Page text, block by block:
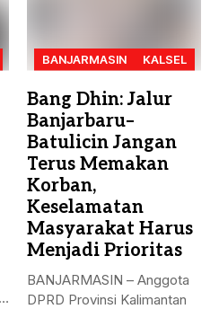
BANJARMASIN KALSEL
Bang Dhin: Jalur
Banjarbaru–
Batulicin Jangan
Terus Memakan
Korban,
Keselamatan
Masyarakat Harus
Menjadi Prioritas
BANJARMASIN – Anggota
DPRD Provinsi Kalimantan